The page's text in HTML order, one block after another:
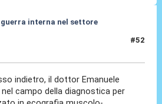
guerra interna nel settore
#52
indietro, il dottor Emanuele
campo della diagnostica per